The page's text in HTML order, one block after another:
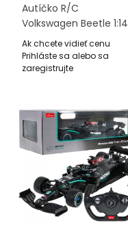
Autíčko R/C
Volkswagen Beetle 1:14
RASTAR Ružová
Ak chcete vidieť cenu
Prihláste sa alebo sa
zaregistrujte